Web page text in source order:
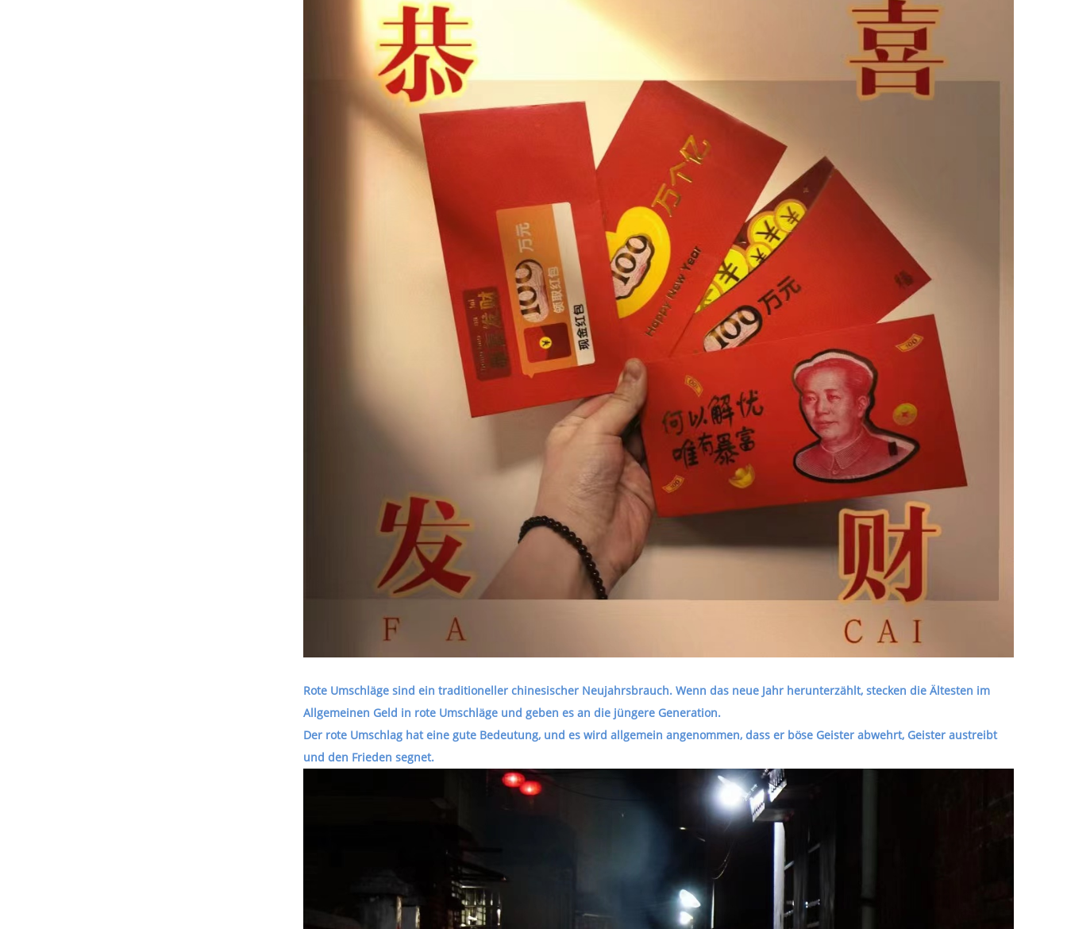
Rote Umschläge sind ein traditioneller chinesischer Neujahrsbrauch. Wenn das neue Jahr herunterzählt, stecken die Ältesten im
Allgemeinen Geld in rote Umschläge und geben es an die jüngere Generation.
Der rote Umschlag hat eine gute Bedeutung, und es wird allgemein angenommen, dass er böse Geister abwehrt, Geister austreibt
und den Frieden segnet.